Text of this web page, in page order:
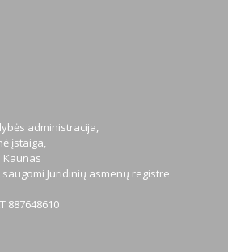
administracija,
įstaiga,
Kaunas
Juridinių asmenų registre
887648610